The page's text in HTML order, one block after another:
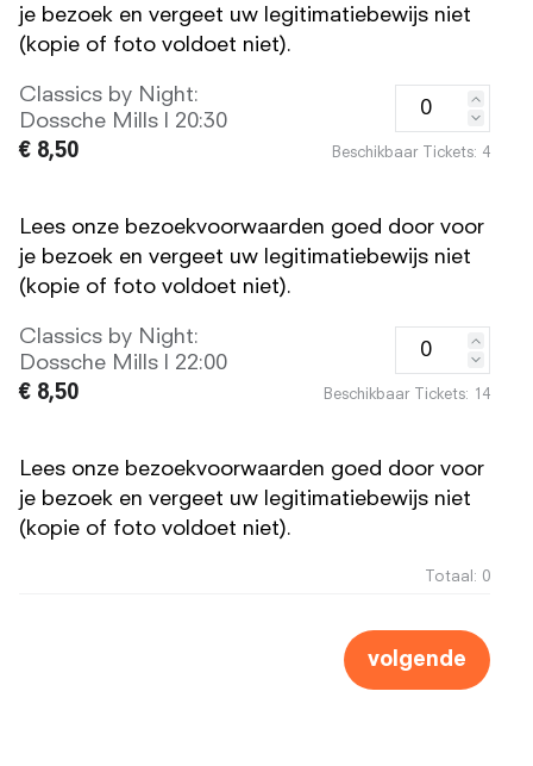
je bezoek en vergeet uw legitimatiebewijs niet
(kopie of foto voldoet niet).
Classics by Night:
Dossche Mills | 20:30
€ 8,50
Beschikbaar Tickets: 4
Lees onze bezoekvoorwaarden goed door voor
je bezoek en vergeet uw legitimatiebewijs niet
(kopie of foto voldoet niet).
Classics by Night:
Dossche Mills | 22:00
€ 8,50
Beschikbaar Tickets: 14
Lees onze bezoekvoorwaarden goed door voor
je bezoek en vergeet uw legitimatiebewijs niet
(kopie of foto voldoet niet).
Totaal: 0
volgende